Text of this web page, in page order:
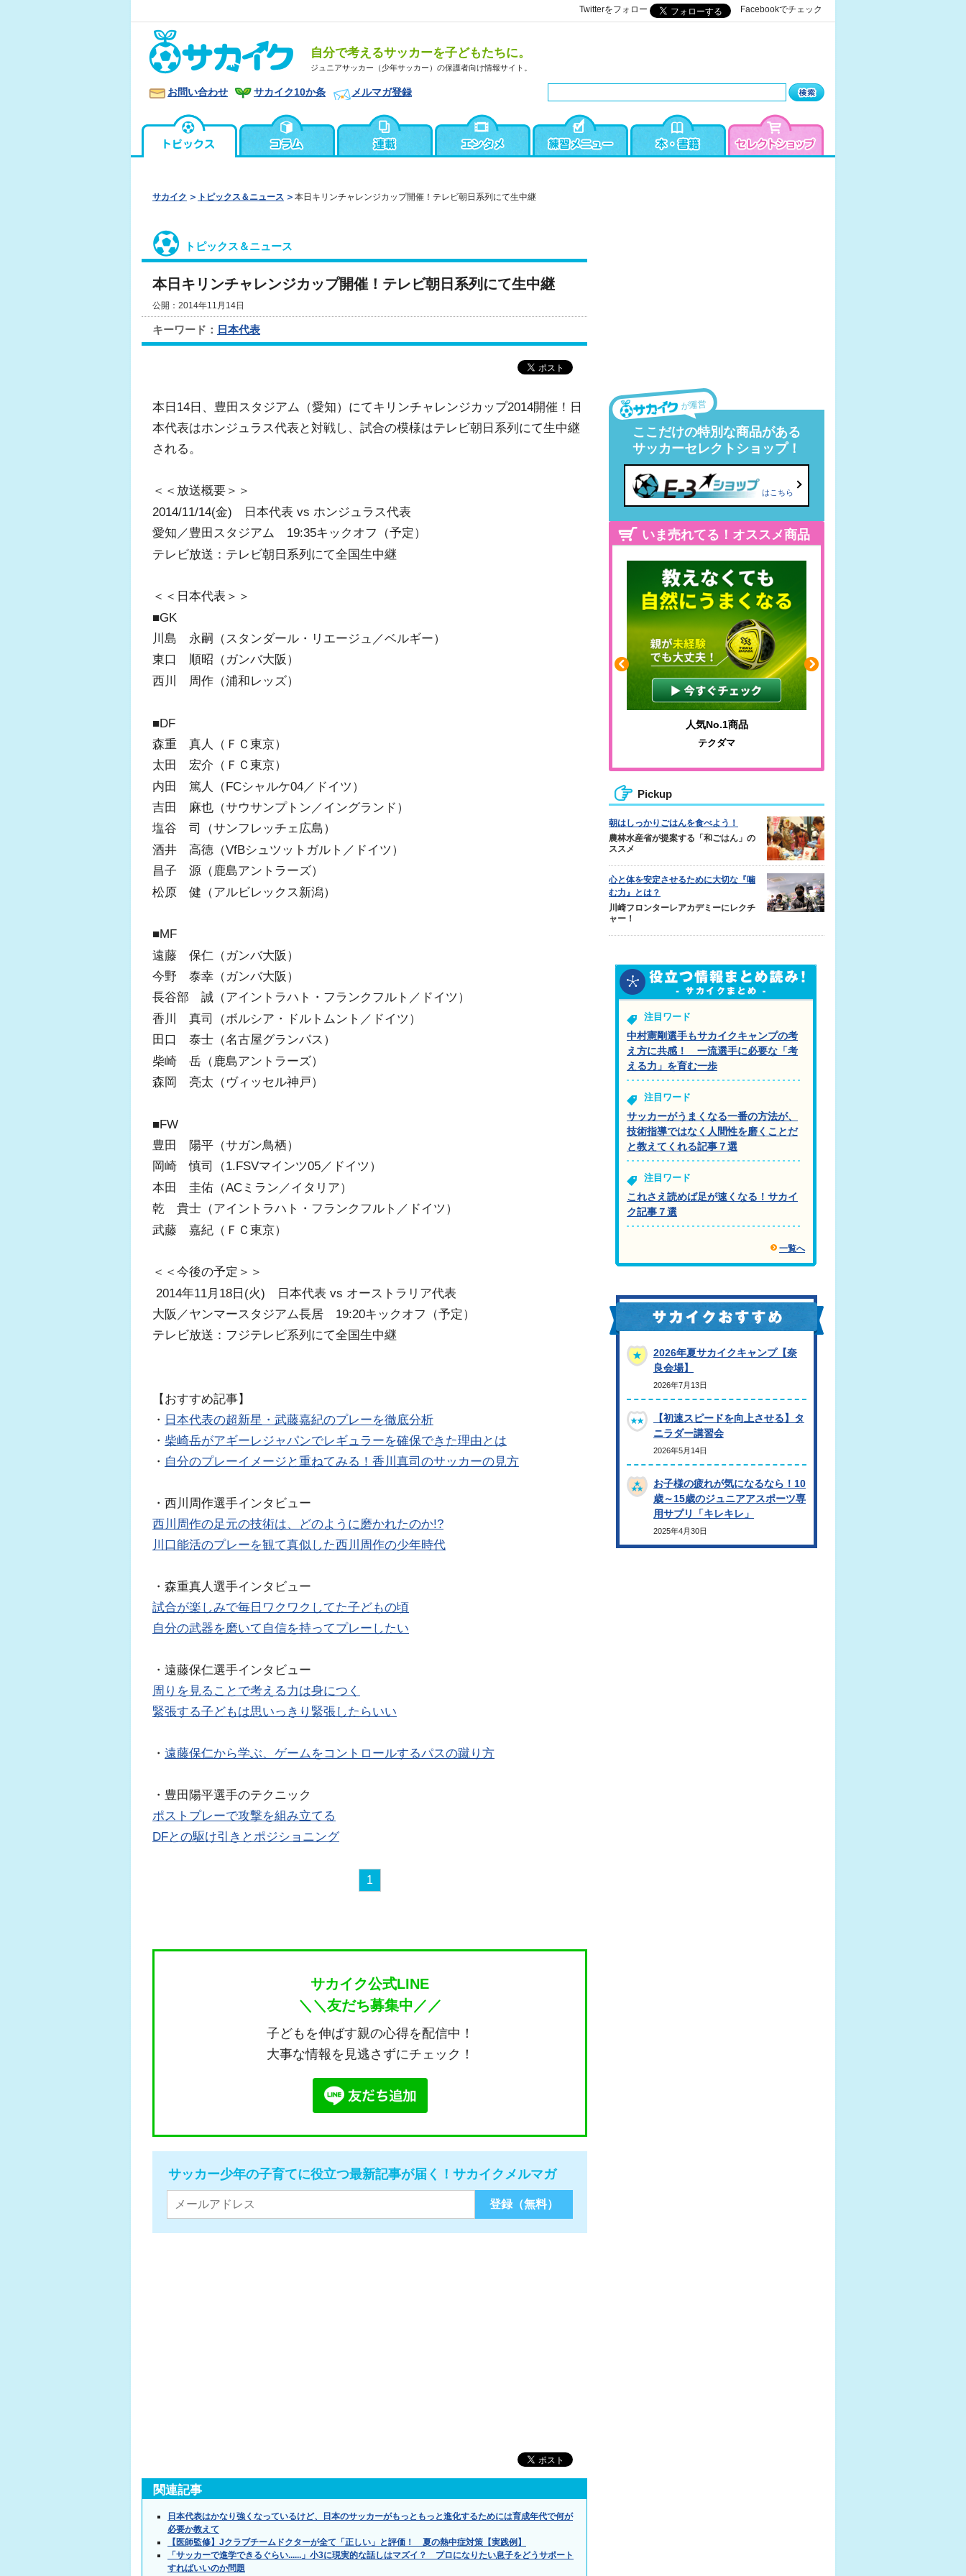
Twitterをフォロー Facebookでチェック
自分で考えるサッカーを子どもたちに。
ジュニアサッカー（少年サッカー）の保護者向け情報サイト。
お問い合わせ サカイク10か条 メルマガ登録
サカイク トピックス＆ニュース 本日キリンチャレンジカップ開催！テレビ朝日系列にて生中継
トピックス＆ニュース
本日キリンチャレンジカップ開催！テレビ朝日系列にて生中継
公開：2014年11月14日
キーワード： 日本代表
本日14日、豊田スタジアム（愛知）にてキリンチャレンジカップ2014開催！日
本代表はホンジュラス代表と対戦し、試合の模様はテレビ朝日系列にて生中継
される。
＜＜放送概要＞＞
2014/11/14(金) 日本代表 vs ホンジュラス代表
愛知／豊田スタジアム 19:35キックオフ（予定）
テレビ放送：テレビ朝日系列にて全国生中継
＜＜日本代表＞＞
■GK
川島 永嗣（スタンダール・リエージュ／ベルギー）
東口 順昭（ガンバ大阪）
西川 周作（浦和レッズ）
■DF
森重 真人（ＦＣ東京）
太田 宏介（ＦＣ東京）
内田 篤人（FCシャルケ04／ドイツ）
吉田 麻也（サウサンプトン／イングランド）
塩谷 司（サンフレッチェ広島）
酒井 高徳（VfBシュツットガルト／ドイツ）
昌子 源（鹿島アントラーズ）
松原 健（アルビレックス新潟）
■MF
遠藤 保仁（ガンバ大阪）
今野 泰幸（ガンバ大阪）
長谷部 誠（アイントラハト・フランクフルト／ドイツ）
香川 真司（ボルシア・ドルトムント／ドイツ）
田口 泰士（名古屋グランパス）
柴崎 岳（鹿島アントラーズ）
森岡 亮太（ヴィッセル神戸）
■FW
豊田 陽平（サガン鳥栖）
岡崎 慎司（1.FSVマインツ05／ドイツ）
本田 圭佑（ACミラン／イタリア）
乾 貴士（アイントラハト・フランクフルト／ドイツ）
武藤 嘉紀（ＦＣ東京）
＜＜今後の予定＞＞
2014年11月18日(火) 日本代表 vs オーストラリア代表
大阪／ヤンマースタジアム長居 19:20キックオフ（予定）
テレビ放送：フジテレビ系列にて全国生中継
【おすすめ記事】
・ 日本代表の超新星・武藤嘉紀のプレーを徹底分析
・ 柴崎岳がアギーレジャパンでレギュラーを確保できた理由とは
・ 自分のプレーイメージと重ねてみる！香川真司のサッカーの見方
・西川周作選手インタビュー
西川周作の足元の技術は、どのように磨かれたのか!?
川口能活のプレーを観て真似した西川周作の少年時代
・森重真人選手インタビュー
試合が楽しみで毎日ワクワクしてた子どもの頃
自分の武器を磨いて自信を持ってプレーしたい
・遠藤保仁選手インタビュー
周りを見ることで考える力は身につく
緊張する子どもは思いっきり緊張したらいい
・ 遠藤保仁から学ぶ、ゲームをコントロールするパスの蹴り方
・豊田陽平選手のテクニック
ポストプレーで攻撃を組み立てる
DFとの駆け引きとポジショニング
1
サカイク公式LINE
＼＼友だち募集中／／
子どもを伸ばす親の心得を配信中！
大事な情報を見逃さずにチェック！
サッカー少年の子育てに役立つ最新記事が届く！サカイクメルマガ
関連記事
日本代表はかなり強くなっているけど、日本のサッカーがもっともっと進化するためには育成年代で何が
必要か教えて
【医師監修】Jクラブチームドクターが全て「正しい」と評価！ 夏の熱中症対策【実践例】
「サッカーで進学できるぐらい......」小3に現実的な話しはマズイ？ プロになりたい息子をどうサポート
すればいいのか問題
が運営
ここだけの特別な商品がある
サッカーセレクトショップ！
はこちら
いま売れてる！オススメ商品
人気No.1商品
テクダマ
Pickup
朝はしっかりごはんを食べよう！
農林水産省が提案する「和ごはん」の
ススメ
心と体を安定させるために大切な『噛
む力』とは？
川崎フロンターレアカデミーにレクチ
ャー！
注目ワード
中村憲剛選手もサカイクキャンプの考
え方に共感！ 一流選手に必要な「考
える力」を育む一歩
注目ワード
サッカーがうまくなる一番の方法が、
技術指導ではなく人間性を磨くことだ
と教えてくれる記事７選
注目ワード
これさえ読めば足が速くなる！サカイ
ク記事７選
一覧へ
2026年夏サカイクキャンプ【奈
良会場】
2026年7月13日
【初速スピードを向上させる】タ
ニラダー講習会
2026年5月14日
お子様の疲れが気になるなら！10
歳～15歳のジュニアアスポーツ専
用サプリ「キレキレ」
2025年4月30日